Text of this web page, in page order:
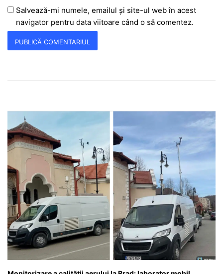
Salvează-mi numele, emailul și site-ul web în acest
navigator pentru data viitoare când o să comentez.